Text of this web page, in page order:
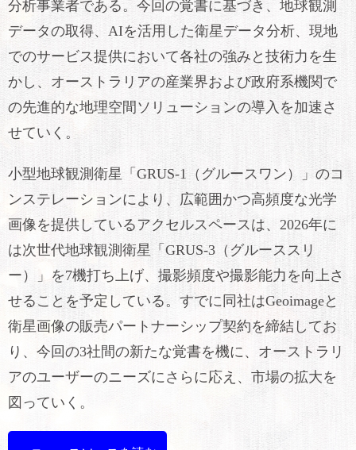
分析事業者である。今回の覚書に基づき、地球観測
データの取得、AIを活用した衛星データ分析、現地
でのサービス提供において各社の強みと技術力を生
かし、オーストラリアの産業界および政府系機関で
の先進的な地理空間ソリューションの導入を加速さ
せていく。
小型地球観測衛星「GRUS-1（グルースワン）」のコ
ンステレーションにより、広範囲かつ高頻度な光学
画像を提供しているアクセルスペースは、2026年に
は次世代地球観測衛星「GRUS-3（グルーススリ
ー）」を7機打ち上げ、撮影頻度や撮影能力を向上さ
せることを予定している。すでに同社はGeoimageと
衛星画像の販売パートナーシップ契約を締結してお
り、今回の3社間の新たな覚書を機に、オーストラリ
アのユーザーのニーズにさらに応え、市場の拡大を
図っていく。